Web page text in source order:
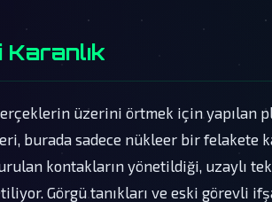
Karanlık
üzerini örtmek için yapılan
burada sadece nükleer bir felakete
kontakların yönetildiği, uzaylı
Görgü tanıkları ve eski görevli